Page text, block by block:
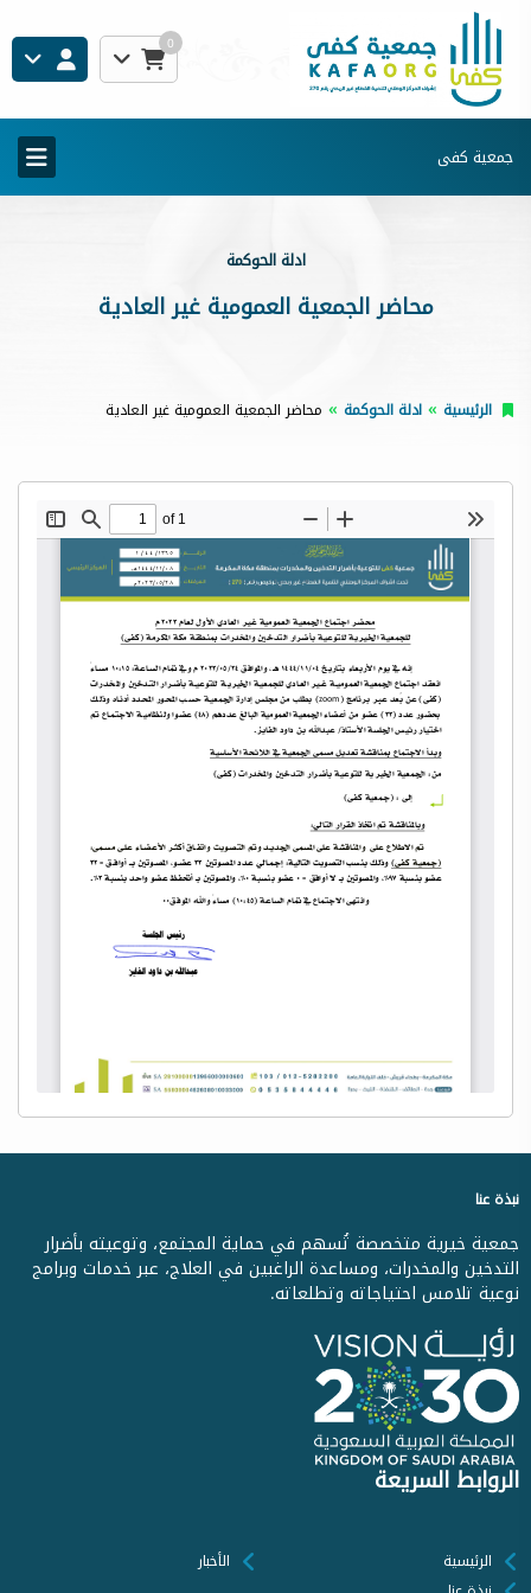
0
جمعية كفى
ادلة الحوكمة
محاضر الجمعية العمومية غير العادية
الرئيسية ادلة الحوكمة محاضر الجمعية العمومية غير العادية
نبذة عنا
جمعية خيرية متخصصة تُسهم في حماية المجتمع، وتوعيته بأضرار
التدخين والمخدرات، ومساعدة الراغبين في العلاج، عبر خدمات وبرامج
نوعية تلامس احتياجاته وتطلعاته.
الروابط السريعة
الرئيسية
الأخبار